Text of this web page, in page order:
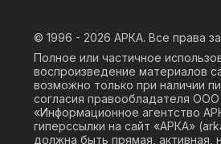
© 1996 - 2026 АРКА. Все права
Полное или частичное
воспроизведение материалов
возможно только при наличии
согласия правообладателя ООО
«Информационное агентство
гиперссылки на сайт «АРКА» (
должна быть прямая, активная,